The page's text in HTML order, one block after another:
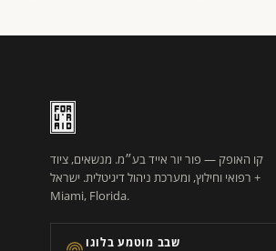
קו האופק — פור יור אייד בע״מ. מנשאים, ציוד
רפואי וחילוץ, ומערכת ניהול דיגיטלית. ישראל +
Miami, Florida.
שבב מוטמע בלוגו